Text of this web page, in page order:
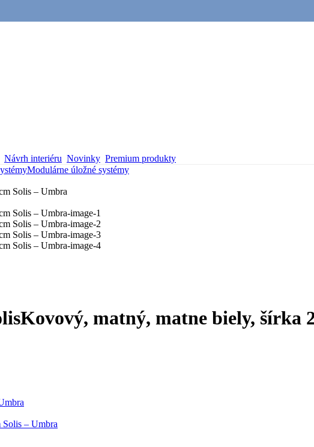
Návrh interiéru Novinky Premium produkty
Modulárne úložné systémy
Kovový, matný, matne biely, šírka
– Umbra